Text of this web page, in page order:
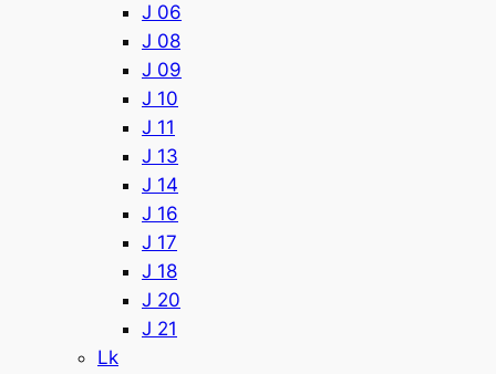
J 06
J 08
J 09
J 10
J 11
J 13
J 14
J 16
J 17
J 18
J 20
J 21
Lk